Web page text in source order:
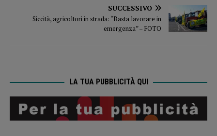
SUCCESSIVO
Siccità, agricoltori in strada: “Basta lavorare in
emergenza” – FOTO
LA TUA PUBBLICITÀ QUI